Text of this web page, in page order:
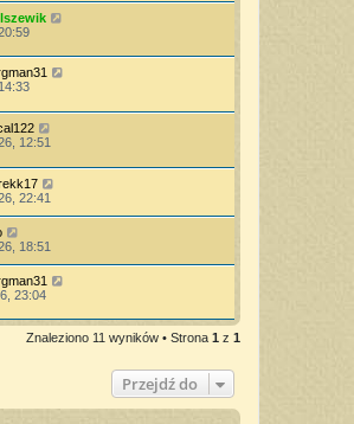
12:51
22:41
18:51
23:04
Znaleziono 11 wyników • Strona 1 z 1
Przejdź do